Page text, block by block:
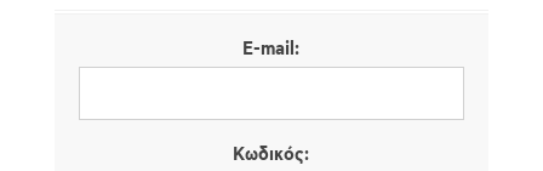
E-mail:
Κωδικός: